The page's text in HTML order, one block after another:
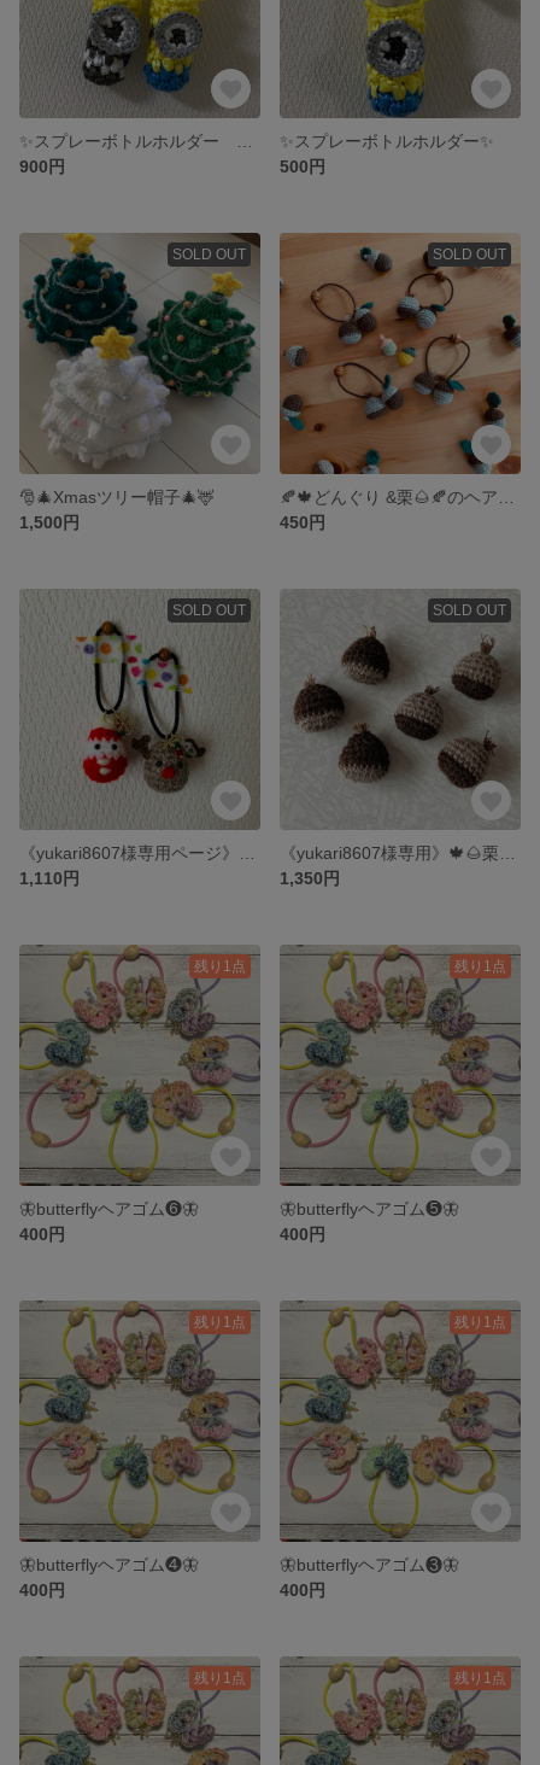
900円
✨スプレーボトルホルダー✨
500円
SOLD OUT
🎅🎄Xmasツリー帽子🎄🦌
1,500円
SOLD OUT
450円
SOLD OUT
1,110円
SOLD OUT
1,350円
残り1点
🦋butterflyヘアゴム❻🦋
400円
残り1点
🦋butterflyヘアゴム❺🦋
400円
残り1点
🦋butterflyヘアゴム❹🦋
400円
残り1点
🦋butterflyヘアゴム❸🦋
400円
残り1点 残り1点